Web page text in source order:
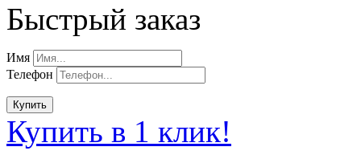
Быстрый заказ
Имя
Телефон
Купить
Купить в 1 клик!